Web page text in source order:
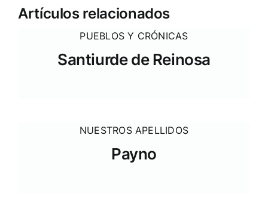
Artículos relacionados
PUEBLOS Y CRÓNICAS
Santiurde de Reinosa
NUESTROS APELLIDOS
Payno